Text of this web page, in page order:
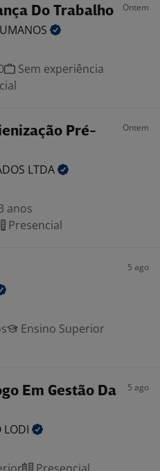
Do Trabalho Ontem
Sem experiência
Pré-
Ontem
LTDA
anos
Presencial
5 ago
Ensino Superior
Em Gestão Da
5 ago
LODI